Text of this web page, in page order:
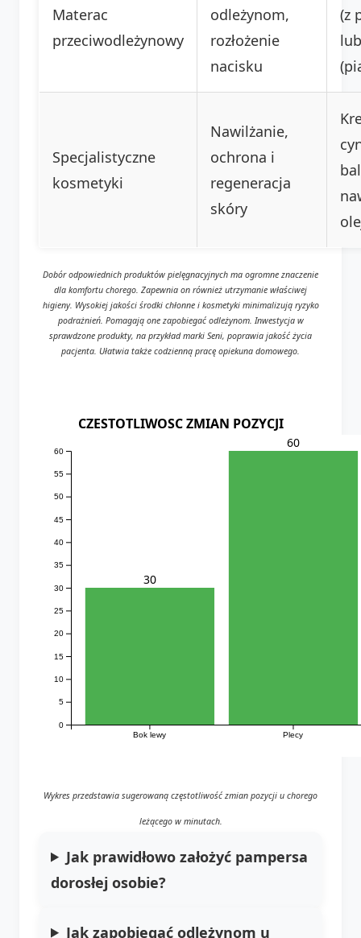
Materac
przeciwodleżynowy
odleżynom,
rozłożenie
nacisku
(z
Specjalistyczne
kosmetyki
Nawilżanie,
ochrona i
regeneracja
skóry
Dobór odpowiednich produktów pielęgnacyjnych ma ogromne znaczenie
dla komfortu chorego. Zapewnia on również utrzymanie właściwej
higieny. Wysokiej jakości środki chłonne i kosmetyki minimalizują ryzyko
podrażnień. Pomagają one zapobiegać odleżynom. Inwestycja w
sprawdzone produkty, na przykład marki Seni, poprawia jakość życia
pacjenta. Ułatwia także codzienną pracę opiekuna domowego.
CZESTOTLIWOSC ZMIAN POZYCJI
Bok lewy Plecy
0
5
10
15
20
25
30
35
40
45
50
55
60
30
60
Wykres przedstawia sugerowaną częstotliwość zmian pozycji u chorego
leżącego w minutach.
Jak prawidłowo założyć pampersa
dorosłej osobie?
Jak zapobiegać odleżynom u